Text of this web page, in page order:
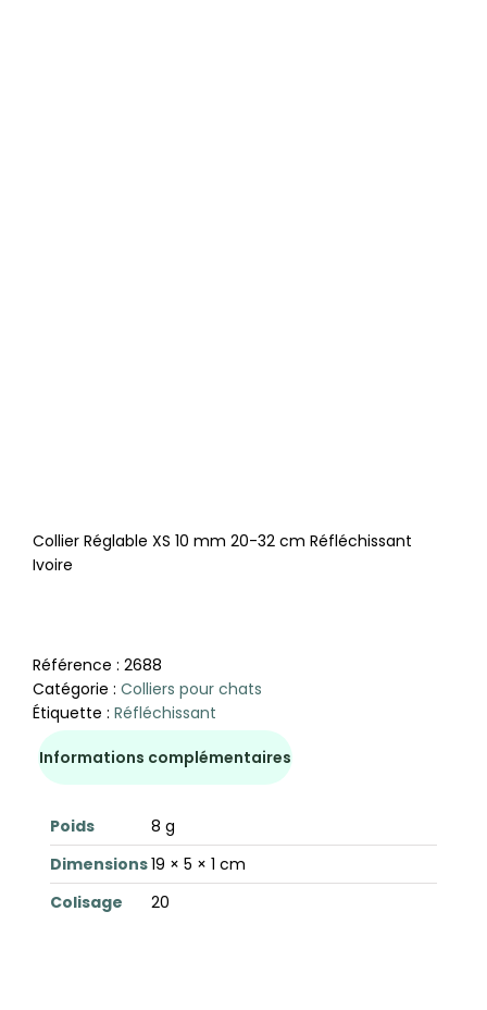
Collier Réglable XS 10 mm 20-32 cm Réfléchissant
Ivoire
Référence : 2688
Catégorie : Colliers pour chats
Étiquette : Réfléchissant
Informations complémentaires
Poids
8 g
Dimensions19 × 5 × 1 cm
Colisage
20